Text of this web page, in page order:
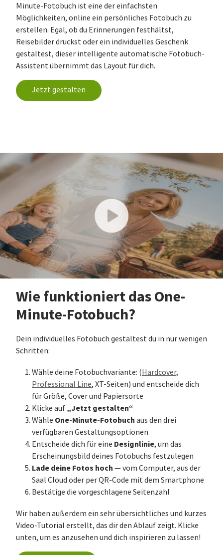
Minute-Fotobuch ist eine der einfachsten
Möglichkeiten, online ein persönliches Fotobuch zu
erstellen. Egal, ob du Erinnerungen festhältst,
Reisebilder druckst oder ein individuelles Geschenk
gestaltest, dieser intelligente automatische Fotobuch-
Assistent übernimmt das Layout für dich.
Jetzt gestalten
Wie funktioniert das One-
Minute-Fotobuch?
Dein individuelles Fotobuch gestaltest du in nur wenigen
Schritten:
Wähle deine Fotobuchvariante: (Hardcover,
Professional Line, XT-Seiten) und entscheide dich
für Größe, Cover und Papiersorte
Klicke auf „Jetzt gestalten“
Wähle One-Minute-Fotobuch aus den drei
verfügbaren Gestaltungsoptionen
Entscheide dich für eine Designlinie, um das
Erscheinungsbild deines Fotobuchs festzulegen
Lade deine Fotos hoch — vom Computer, aus der
Saal Cloud oder per QR-Code mit dem Smartphone
Bestätige die vorgeschlagene Seitenzahl
Wir haben außerdem ein sehr übersichtliches und kurzes
Video-Tutorial erstellt, das dir den Ablauf zeigt. Klicke
unten, um es anzusehen und dich inspirieren zu lassen!